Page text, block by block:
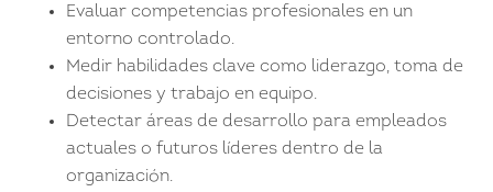
Evaluar competencias profesionales en un
entorno controlado.
Medir habilidades clave como liderazgo, toma de
decisiones y trabajo en equipo.
Detectar áreas de desarrollo para empleados
actuales o futuros líderes dentro de la
organización.